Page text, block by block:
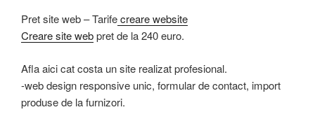
Pret site web – Tarifecreare website
Creare site webpret de la 240 euro.
Afla aici cat costa un site realizat profesional.
-web design responsive unic, formular de contact, import
produse de la furnizori.